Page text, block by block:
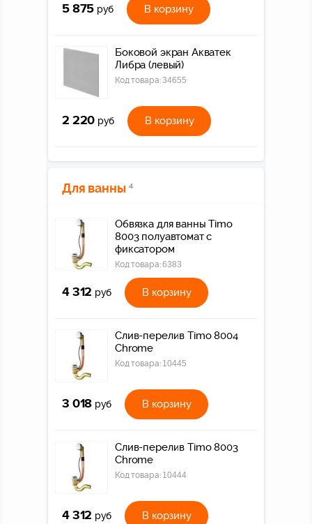
5 875 руб В корзину
Боковой экран Акватек
Либра (левый)
Код товара:34655
2 220 руб В корзину
Для ванны 4
Обвязка для ванны Timo
8003 полуавтомат с
фиксатором
Код товара:6383
4 312 руб В корзину
Слив-перелив Timo 8004
Chrome
Код товара: 10445
3 018 руб В корзину
Слив-перелив Timo 8003
Chrome
Код товара: 10444
4 312 руб В корзину